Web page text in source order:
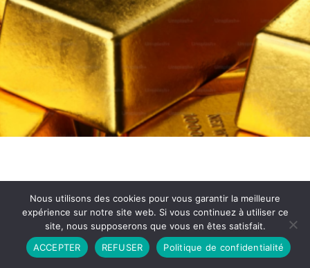
Partenariat Contact
Politique de Confidentialité
CGU
Copyright © 2026 - Propulsé par DIEUDUDIABLE
Nous utilisons des cookies pour vous garantir la meilleure
expérience sur notre site web. Si vous continuez à utiliser ce
site, nous supposerons que vous en êtes satisfait.
ACCEPTER
REFUSER Politique de confidentialité